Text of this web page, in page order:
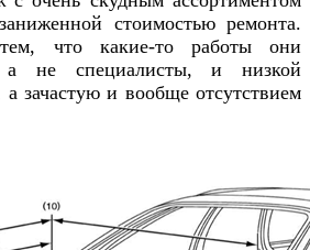
стоимостью ремонта.
что какие-то работы они
не специалисты, и низкой
зачастую и вообще отсутствием